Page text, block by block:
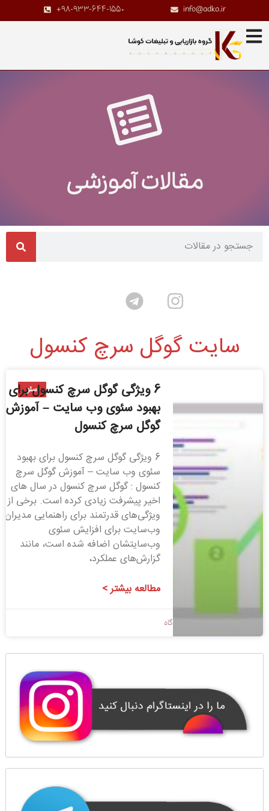
info@adko.ir
+98-933-644-1550
مقالات آموزشی
سایت گوگل سرچ کنسول
سئو
6 ویژگی گوگل سرچ کنسول برای
بهبود سئوی وب سایت – آموزش
گوگل سرچ کنسول
6 ویژگی گوگل سرچ کنسول برای بهبود
سئوی وب سایت – آموزش گوگل سرچ
کنسول : گوگل سرچ کنسول در سال های
اخیر پیشرفت زیادی کرده است. برخی از
ویژگی‌های قدرتمند برای راهنمایی مدیران
وب‌سایت برای افزایش سئوی
وب‌سایتشان اضافه شده است، مانند
گزارش‌های عملکرد،
مطالعه بیشتر >
بدون دیدگاه